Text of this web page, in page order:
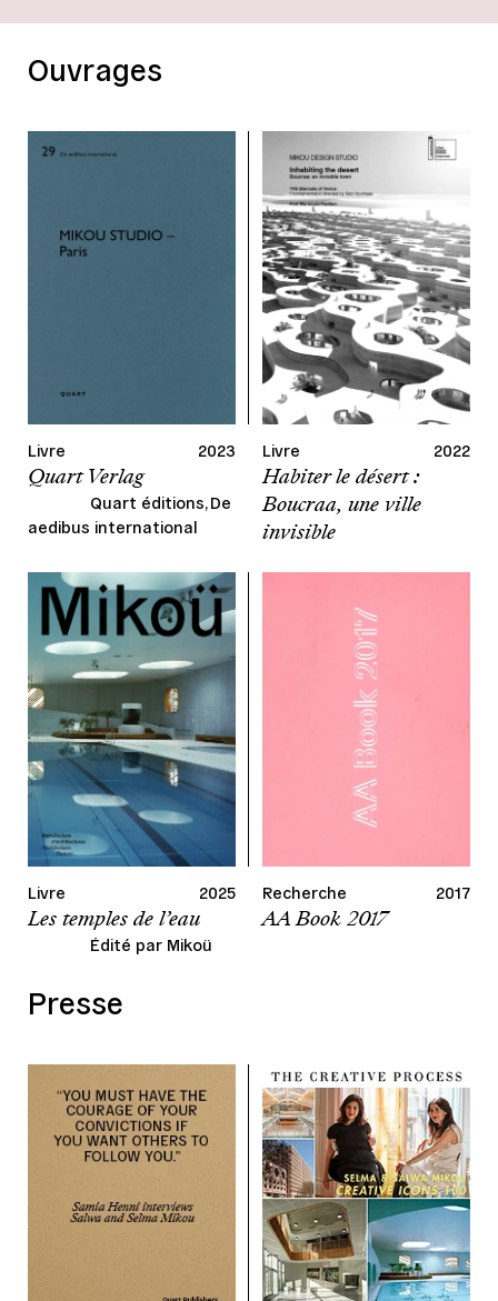
Ouvrages
Livre 2023
Quart Verlag
Quart éditions, De
aedibus international
Livre 2022
Habiter le désert :
Boucraa, une ville
invisible
Livre 2025
Les temples de l’eau
Édité par Mikoü
Recherche 2017
AA Book 2017
Presse